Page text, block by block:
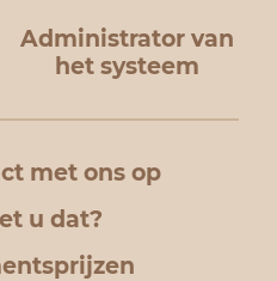
Administrator van
het systeem
met ons op
u dat?